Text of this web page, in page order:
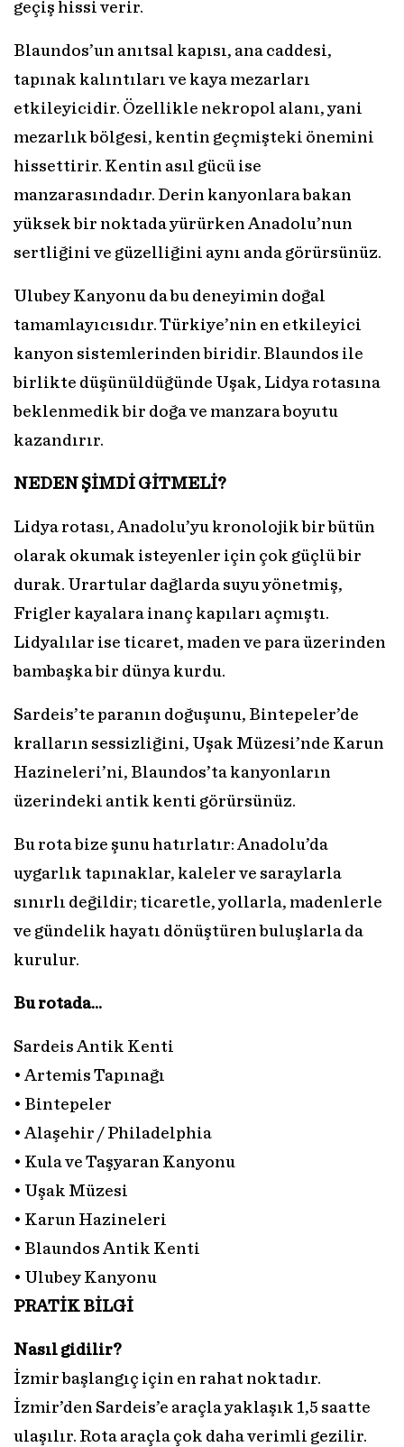
geçiş hissi verir.
Blaundos’un anıtsal kapısı, ana caddesi,
tapınak kalıntıları ve kaya mezarları
etkileyicidir. Özellikle nekropol alanı, yani
mezarlık bölgesi, kentin geçmişteki önemini
hissettirir. Kentin asıl gücü ise
manzarasındadır. Derin kanyonlara bakan
yüksek bir noktada yürürken Anadolu’nun
sertliğini ve güzelliğini aynı anda görürsünüz.
Ulubey Kanyonu da bu deneyimin doğal
tamamlayıcısıdır. Türkiye’nin en etkileyici
kanyon sistemlerinden biridir. Blaundos ile
birlikte düşünüldüğünde Uşak, Lidya rotasına
beklenmedik bir doğa ve manzara boyutu
kazandırır.
NEDEN ŞİMDİ GİTMELİ?
Lidya rotası, Anadolu’yu kronolojik bir bütün
olarak okumak isteyenler için çok güçlü bir
durak. Urartular dağlarda suyu yönetmiş,
Frigler kayalara inanç kapıları açmıştı.
Lidyalılar ise ticaret, maden ve para üzerinden
bambaşka bir dünya kurdu.
Sardeis’te paranın doğuşunu, Bintepeler’de
kralların sessizliğini, Uşak Müzesi’nde Karun
Hazineleri’ni, Blaundos’ta kanyonların
üzerindeki antik kenti görürsünüz.
Bu rota bize şunu hatırlatır: Anadolu’da
uygarlık tapınaklar, kaleler ve saraylarla
sınırlı değildir; ticaretle, yollarla, madenlerle
ve gündelik hayatı dönüştüren buluşlarla da
kurulur.
Bu rotada…
Sardeis Antik Kenti
• Artemis Tapınağı
• Bintepeler
• Alaşehir / Philadelphia
• Kula ve Taşyaran Kanyonu
• Uşak Müzesi
• Karun Hazineleri
• Blaundos Antik Kenti
• Ulubey Kanyonu
PRATİK BİLGİ
Nasıl gidilir?
İzmir başlangıç için en rahat noktadır.
İzmir’den Sardeis’e araçla yaklaşık 1,5 saatte
ulaşılır. Rota araçla çok daha verimli gezilir.